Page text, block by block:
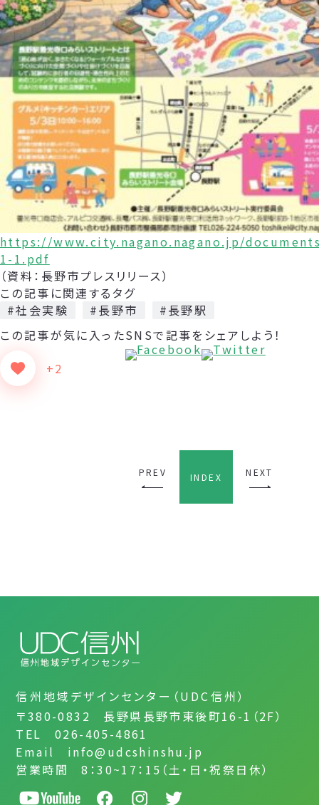
https://www.city.nagano.nagano.jp/
1-1.pdf
（資料：長野市プレスリリース）
この記事に関連するタグ
#社会実験
#長野市
#長野駅
この記事が気に入った
+2
SNSで記事をシェアしよう！
PREV INDEX NEXT
信州地域デザインセンター（UDC信州）
〒380-0832 長野県長野市東後町16-1（2F）
TEL 026-405-4861
Email info@udcshinshu.jp
営業時間 8：30~17：15（土・日・祝祭日休）